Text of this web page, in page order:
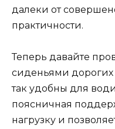
далеки от
практичности.
Теперь давайте
сиденьями
так удобны для
поясничная
нагрузку и